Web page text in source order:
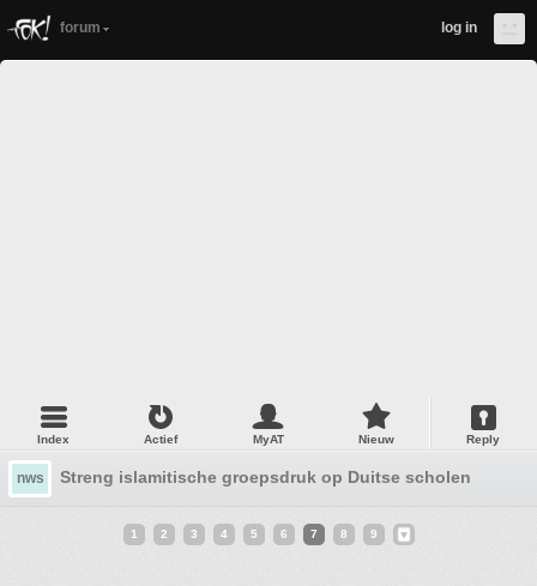
forum log in
Index Actief MyAT Nieuw Reply
nws Streng islamitische groepsdruk op Duitse scholen
1 2 3 4 5 6 7 8 9